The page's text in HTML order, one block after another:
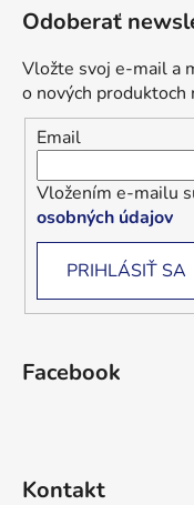
Odoberať
Vložte svoj e-mail a
o nových produktoch
Email
Vložením e-mailu
osobných údajov
PRIHLÁSIŤ SA
Facebook
Kontakt